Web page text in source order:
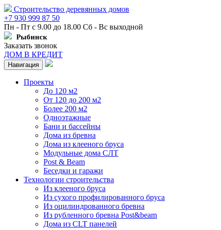
Строительство деревянных домов
+7 930 999 87 50
Пн - Пт с 9.00 до 18.00 Сб - Вс выходной
Рыбинск
Заказать звонок
ДОМ В КРЕДИТ
Навигация
Проекты
До 120 м2
От 120 до 200 м2
Более 200 м2
Одноэтажные
Бани и бассейны
Дома из бревна
Дома из клееного бруса
Модульные дома СЛТ
Post & Beam
Беседки и гаражи
Технологии строительства
Из клееного бруса
Из сухого профилированного бруса
Из оцилиндрованного бревна
Из рубленного бревна Post&beam
Дома из CLT панелей